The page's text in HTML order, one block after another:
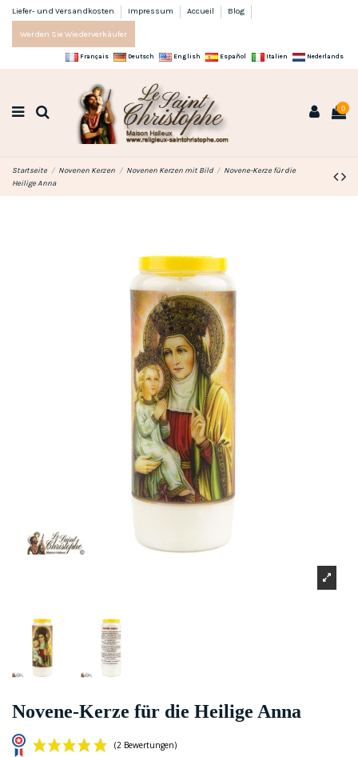
Liefer- und Versandkosten Impressum Accueil Blog
Werden Sie Wiederverkäufer
Français Deutsch English Español Italien Nederlands
0
Startseite Novenen Kerzen Novenen Kerzen mit Bild
Novene-Kerze für die
Heilige Anna
Novene-Kerze für die Heilige Anna